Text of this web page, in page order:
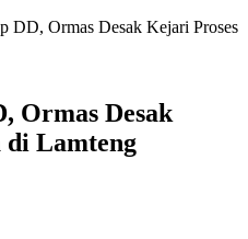
DD, Ormas Desak Kejari Proses
Ormas Desak
di Lamteng